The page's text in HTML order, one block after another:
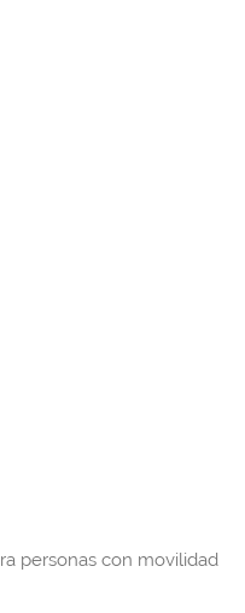
personas con movilidad